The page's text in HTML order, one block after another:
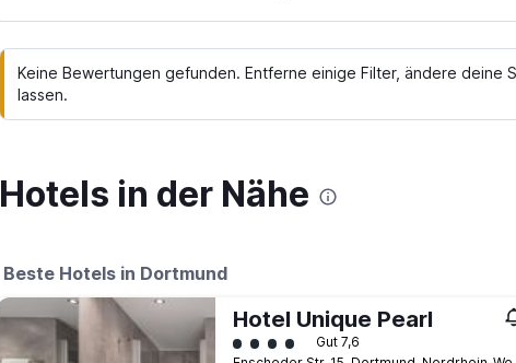
Keine Bewertungen gefunden. Entferne einige Filter, ändere deine
lassen.
Hotels in der Nähe
Beste Hotels in Dortmund
Hotel Unique Pearl
Bewertungskategorie 4
Gut 7,6